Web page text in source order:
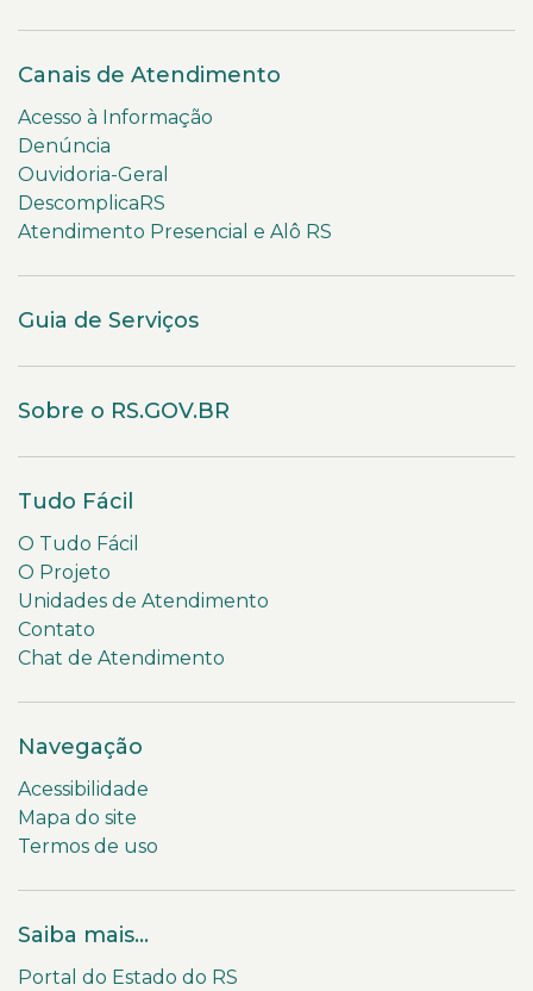
Canais de Atendimento
Acesso à Informação
Denúncia
Ouvidoria-Geral
DescomplicaRS
Atendimento Presencial e Alô RS
Guia de Serviços
Sobre o RS.GOV.BR
Tudo Fácil
O Tudo Fácil
O Projeto
Unidades de Atendimento
Contato
Chat de Atendimento
Navegação
Acessibilidade
Mapa do site
Termos de uso
Saiba mais...
Portal do Estado do RS